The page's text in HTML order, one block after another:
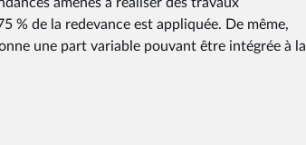
de la redevance est appliquée. De même,
une part variable pouvant être intégrée à la